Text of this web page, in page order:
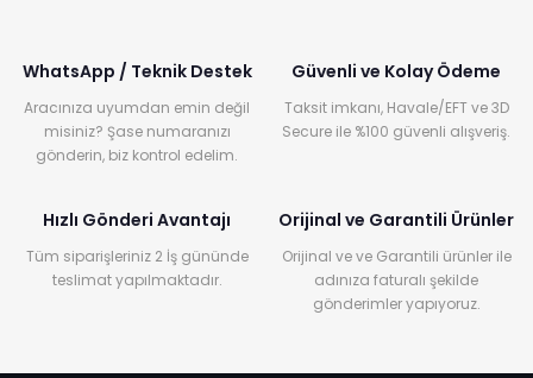
WhatsApp / Teknik Destek
Aracınıza uyumdan emin değil
misiniz? Şase numaranızı
gönderin, biz kontrol edelim.
Güvenli ve Kolay Ödeme
Taksit imkanı, Havale/EFT ve 3D
Secure ile %100 güvenli alışveriş.
Hızlı Gönderi Avantajı
Tüm siparişleriniz 2 İş gününde
teslimat yapılmaktadır.
Orijinal ve Garantili Ürünler
Orijinal ve ve Garantili ürünler ile
adınıza faturalı şekilde
gönderimler yapıyoruz.